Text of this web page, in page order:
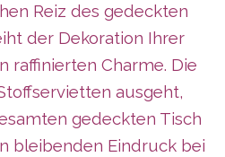
Reiz des gedeckten
der Dekoration Ihrer
raffinierten Charme. Die
ausgeht,
gedeckten Tisch
bleibenden Eindruck bei